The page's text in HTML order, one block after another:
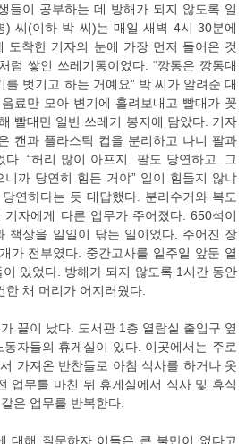
들이 공부하는 데 방해가 되지 않도록 일
) 씨(이하 박 씨)는 매일 새벽 4시 30분에
도착한 기자의 눈에 가장 먼저 들어온 것
럼 쌓인 쓰레기통이었다. “깡통은 깡통대
를 벗기고 하는 거예요” 박 씨가 알려준 대
료만 모아 변기에 흘려보내고 빨대가 꽂
빨대만 일반 쓰레기 봉지에 담았다. 기자
캔과 플라스틱 컵을 분리하고 나니 팔과
. “허리 많이 아프지. 팔도 당연하고. 그
까 당연히 힘든 거야” 일이 힘들지 않냐
연하다는 듯 대답했다. 분리수거와 복도
자에게 다른 업무가 주어졌다. 650석이
책상을 일일이 닦는 일이었다. 주어진 장
가 전부였다. 중간고사를 일주일 앞둔 열
있었다. 방해가 되지 않도록 1시간 동안
한 채 머리가 어지러웠다.
끝이 났다. 도서관 1층 열람실 출입구 옆
자들의 휴게실이 있다. 이곳에서는 주로
가져온 반찬들로 아침 식사를 하거나 옷
업무를 마친 뒤 휴게실에서 식사 및 휴식
은 업무를 반복한다.
대해 질문하자 이들은 큰 불만이 없다고